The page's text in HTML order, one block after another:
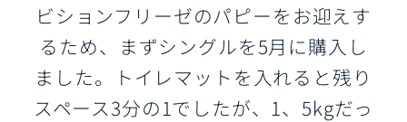
ビションフリーゼのパピーをお迎えす
るため、まずシングルを5月に購入し
ました。トイレマットを入れると残り
スペース3分の1でしたが、1、5kgだっ